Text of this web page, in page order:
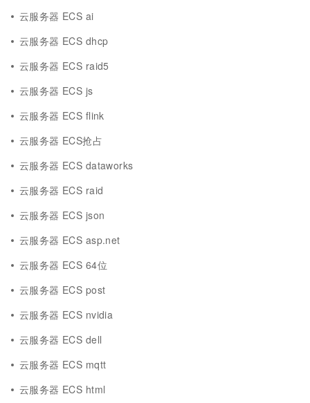
云服务器 ECS ai
云服务器 ECS dhcp
云服务器 ECS raid5
云服务器 ECS js
云服务器 ECS flink
云服务器 ECS抢占
云服务器 ECS dataworks
云服务器 ECS raid
云服务器 ECS json
云服务器 ECS asp.net
云服务器 ECS 64位
云服务器 ECS post
云服务器 ECS nvidia
云服务器 ECS dell
云服务器 ECS mqtt
云服务器 ECS html